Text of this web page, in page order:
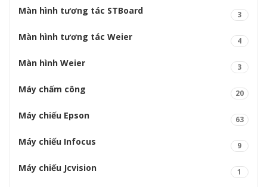
Màn hình tương tác STBoard 3
Màn hình tương tác Weier 4
Màn hình Weier 3
Máy chấm công 20
Máy chiếu Epson 63
Máy chiếu Infocus 9
Máy chiếu Jcvision 1